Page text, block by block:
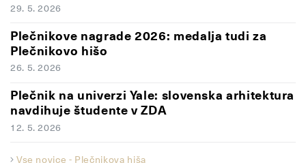
29. 5. 2026
Plečnikove nagrade 2026: medalja tudi za
Plečnikovo hišo
26. 5. 2026
Plečnik na univerzi Yale: slovenska arhitektura
navdihuje študente v ZDA
12. 5. 2026
Vse novice - Plečnikova hiša